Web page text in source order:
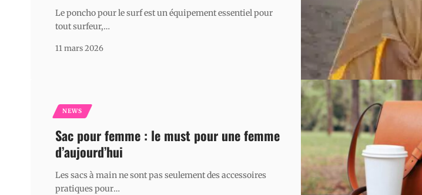
Le poncho pour le surf est un équipement essentiel pour
tout surfeur,…
11 mars 2026
NEWS
Sac pour femme : le must pour une femme
d’aujourd’hui
Les sacs à main ne sont pas seulement des accessoires
pratiques pour…